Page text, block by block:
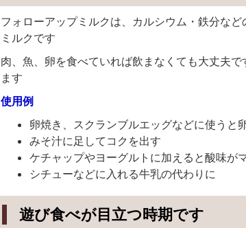
フォローアップミルクは、カルシウム・鉄分な
ミルクです
肉、魚、卵を食べていれば飲まなくても大丈夫
ます
使用例
卵焼き、スクランブルエッグなどに使うと
みそ汁に足してコクを出す
ケチャップやヨーグルトに加えると酸味が
シチューなどに入れる牛乳の代わりに
遊び食べが目立つ時期です